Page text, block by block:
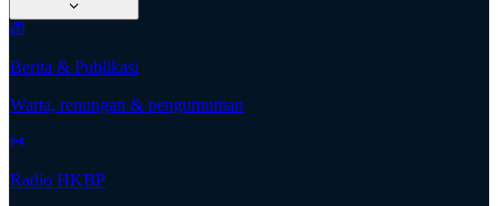
Berita & Publikasi
Warta, renungan & pengumuman
Radio HKBP